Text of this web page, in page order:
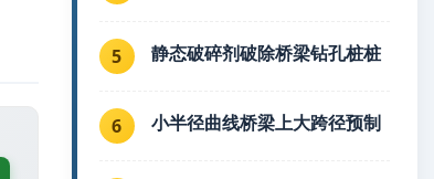
5 静态破碎剂破除桥梁钻孔桩桩
6 小半径曲线桥梁上大跨径预制